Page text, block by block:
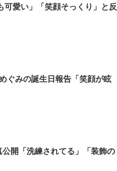
愛い」「笑顔そっくり」と反
ぐみの誕生日報告「笑顔が眩
開「洗練されてる」「装飾の